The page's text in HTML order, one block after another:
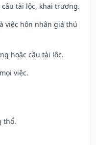
cầu tài lộc, khai trương.
việc hôn nhân giá thú
hoặc cầu tài lộc.
việc.
thổ.